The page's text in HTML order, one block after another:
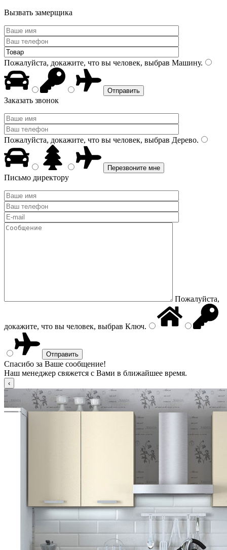
Вызвать замерщика
Пожалуйста, докажите, что вы человек, выбрав Машину.
Заказать звонок
Пожалуйста, докажите, что вы человек, выбрав Дерево.
Письмо директору
Пожалуйста,
докажите, что вы человек, выбрав Ключ.
Спасибо за Ваше сообщение!
Наш менеджер свяжется с Вами в ближайшее время.